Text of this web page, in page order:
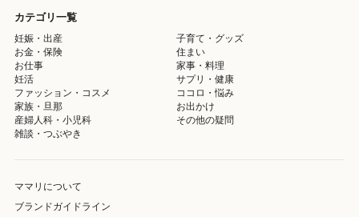
カテゴリ一覧
妊娠・出産
子育て・グッズ
お金・保険
住まい
お仕事
家事・料理
妊活
サプリ・健康
ファッション・コスメ
ココロ・悩み
家族・旦那
お出かけ
産婦人科・小児科
その他の疑問
雑談・つぶやき
ママリについて
ブランドガイドライン